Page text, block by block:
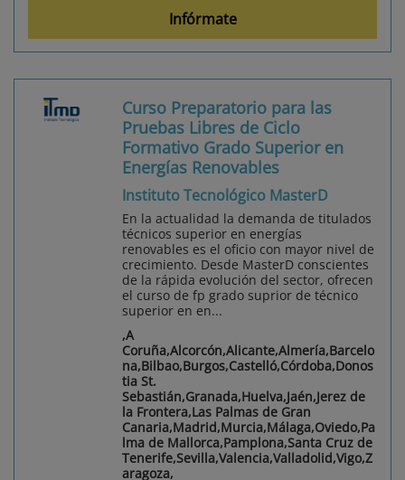
Infórmate
Curso Preparatorio para las
Pruebas Libres de Ciclo
Formativo Grado Superior en
Energías Renovables
Instituto Tecnológico MasterD
En la actualidad la demanda de titulados
técnicos superior en energías
renovables es el oficio con mayor nivel de
crecimiento. Desde MasterD conscientes
de la rápida evolución del sector, ofrecen
el curso de fp grado suprior de técnico
superior en en...
,A
Coruña,Alcorcón,Alicante,Almería,Barcelo
na,Bilbao,Burgos,Castelló,Córdoba,Donos
tia St.
Sebastián,Granada,Huelva,Jaén,Jerez de
la Frontera,Las Palmas de Gran
Canaria,Madrid,Murcia,Málaga,Oviedo,Pa
lma de Mallorca,Pamplona,Santa Cruz de
Tenerife,Sevilla,Valencia,Valladolid,Vigo,Z
aragoza,